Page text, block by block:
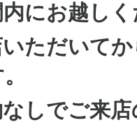
にお越し
ただいてか
なしでご来